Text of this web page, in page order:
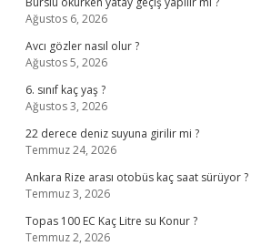
Ağustos 6, 2026
Avcı gözler nasıl olur ?
Ağustos 5, 2026
6. sınıf kaç yaş ?
Ağustos 3, 2026
22 derece deniz suyuna girilir mi ?
Temmuz 24, 2026
Ankara Rize arası otobüs kaç saat sürüyor ?
Temmuz 3, 2026
Topas 100 EC Kaç Litre su Konur ?
Temmuz 2, 2026